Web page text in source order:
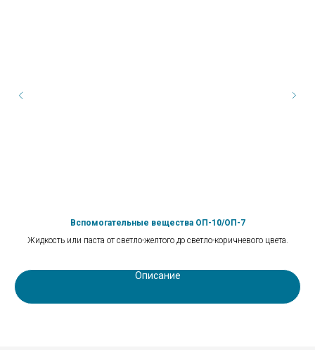
Вспомогательные вещества ОП-10/ОП-7
Жидкость или паста от светло-желтого до светло-коричневого цвета.
Описание